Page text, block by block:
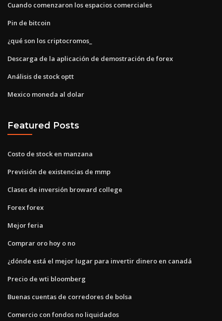
Cuando comenzaron los espacios comerciales
Pin de bitcoin
¿qué son los criptocromos_
Descarga de la aplicación de demostración de forex
Análisis de stock optt
Mexico moneda al dolar
Featured Posts
Costo de stock en manzana
Previsión de existencias de mmp
Clases de inversión broward college
Forex forex
Mejor feria
Comprar oro hoy o no
¿dónde está el mejor lugar para invertir dinero en canadá
Precio de wti bloomberg
Buenas cuentas de corredores de bolsa
Comercio con fondos no liquidados